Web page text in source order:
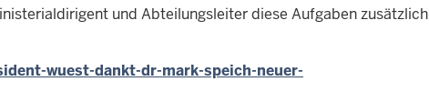
und Abteilungsleiter diese Aufgaben zusätzlich
wuest-dankt-dr-mark-speich-neuer-